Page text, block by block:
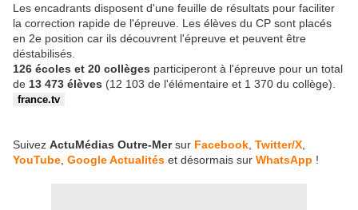
Les encadrants disposent d'une feuille de résultats pour faciliter
la correction rapide de l'épreuve. Les élèves du CP sont placés
en 2e position car ils découvrent l'épreuve et peuvent être
déstabilisés.
126 écoles et 20 collèges participeront à l'épreuve pour un total
de 13 473 élèves (12 103 de l'élémentaire et 1 370 du collège).
france.tv
Suivez ActuMédias Outre-Mersur Facebook Twitter/X
YouTube Google Actualités et désormais sur WhatsApp !